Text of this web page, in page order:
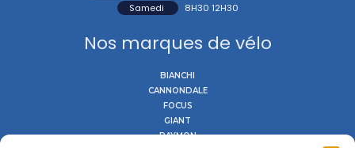
Samedi
8H30 12H30
Nos marques de vélo
BIANCHI
CANNONDALE
FOCUS
GIANT
RAYMON